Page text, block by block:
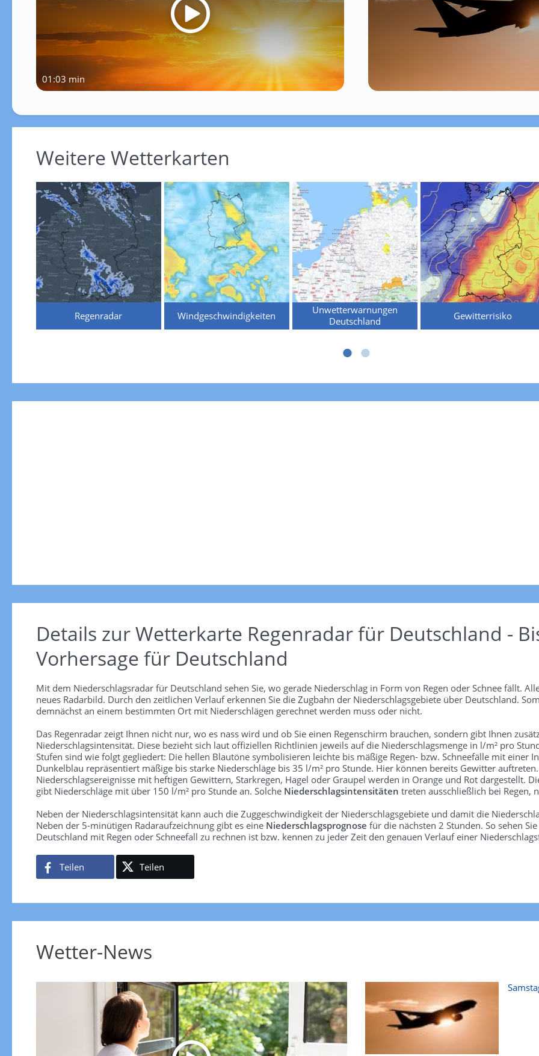
01:03 min
Weitere Wetterkarten
Regenradar Windgeschwindigkeiten
Unwetterwarnungen
Deutschland
Gewitterrisiko
Details zur Wetterkarte Regenradar für Deutschland -
Vorhersage für Deutschland
Mit dem Niederschlagsradar für Deutschland sehen Sie, wo gerade Niederschlag in Form von Regen oder Schnee fällt.
neues Radarbild. Durch den zeitlichen Verlauf erkennen Sie die Zugbahn der Niederschlagsgebiete über Deutschland.
demnächst an einem bestimmten Ort mit Niederschlägen gerechnet werden muss oder nicht.
Das Regenradar zeigt Ihnen nicht nur, wo es nass wird und ob Sie einen Regenschirm brauchen, sondern gibt Ihnen
Niederschlagsintensität. Diese bezieht sich laut offiziellen Richtlinien jeweils auf die Niederschlagsmenge in l/m² pro
Stufen sind wie folgt gegliedert: Die hellen Blautöne symbolisieren leichte bis mäßige Regen- bzw. Schneefälle mit einer
Dunkelblau repräsentiert mäßige bis starke Niederschläge bis 35 l/m² pro Stunde. Hier können bereits Gewitter
Niederschlagsereignisse mit heftigen Gewittern, Starkregen, Hagel oder Graupel werden in Orange und Rot dargestellt.
gibt Niederschläge mit über 150 l/m² pro Stunde an. Solche Niederschlagsintensitäten treten ausschließlich bei Regen,
Neben der Niederschlagsintensität kann auch die Zuggeschwindigkeit der Niederschlagsgebiete und damit die
Neben der 5-minütigen Radaraufzeichnung gibt es eine Niederschlagsprognose für die nächsten 2 Stunden. So sehen
Deutschland mit Regen oder Schneefall zu rechnen ist bzw. kennen zu jeder Zeit den genauen Verlauf einer
Teilen Teilen
Wetter-News